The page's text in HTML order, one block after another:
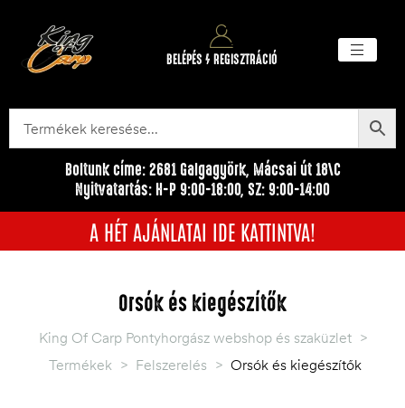
BELÉPÉS / REGISZTRÁCIÓ
Boltunk címe: 2681 Galgagyörk, Mácsai út 18\C
Nyitvatartás: H-P 9:00-18:00, SZ: 9:00-14:00
A HÉT AJÁNLATAI IDE KATTINTVA!
Orsók és kiegészítők
King Of Carp Pontyhorgász webshop és szaküzlet >
Termékek > Felszerelés > Orsók és kiegészítők